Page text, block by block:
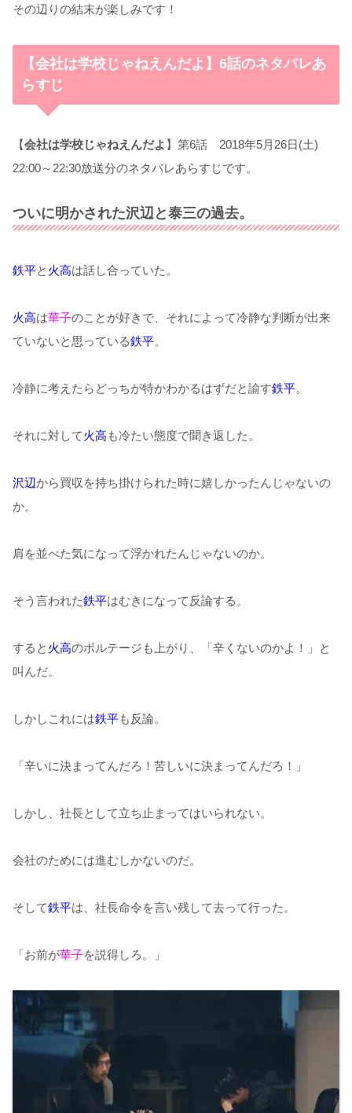
その辺りの結末が楽しみです！
【会社は学校じゃねえんだよ】6話のネタバレあ
らすじ
【会社は学校じゃねえんだよ 】第6話 2018年5月26日(土)
22:00～22:30放送分のネタバレあらすじです。
ついに明かされた沢辺と泰三の過去。
鉄平と 火高は話し合っていた。
火高は華子のことが好きで、それによって冷静な判断が出来
ていないと思っている鉄平。
冷静に考えたらどっちが特かわかるはずだと諭す鉄平。
それに対して火高 も冷たい態度で聞き返した。
沢辺から買収を持ち掛けられた時に嬉しかったんじゃないの
か。
肩を並べた気になって浮かれたんじゃないのか。
そう言われた鉄平はむきになって反論する。
すると 火高のボルテージも上がり、「辛くないのかよ！」と
叫んだ。
しかしこれには鉄平も反論。
「辛いに決まってんだろ！苦しいに決まってんだろ！」
しかし、社長として立ち止まってはいられない。
会社のためには進むしかないのだ。
そして鉄平は、社長命令を言い残して去って行った。
「お前が華子を説得しろ。」